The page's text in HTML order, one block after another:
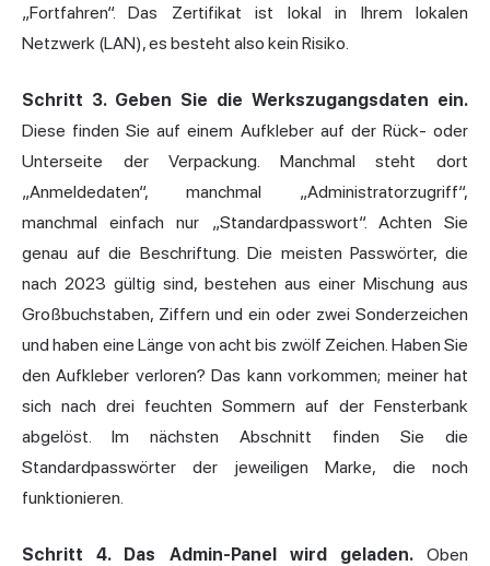
„Fortfahren“. Das Zertifikat ist lokal in Ihrem lokalen
Netzwerk (LAN), es besteht also kein Risiko.
Schritt 3. Geben Sie die Werkszugangsdaten ein.
Diese finden Sie auf einem Aufkleber auf der Rück- oder
Unterseite der Verpackung. Manchmal steht dort
„Anmeldedaten“, manchmal „Administratorzugriff“,
manchmal einfach nur „Standardpasswort“. Achten Sie
genau auf die Beschriftung. Die meisten Passwörter, die
nach 2023 gültig sind, bestehen aus einer Mischung aus
Großbuchstaben, Ziffern und ein oder zwei Sonderzeichen
und haben eine Länge von acht bis zwölf Zeichen. Haben Sie
den Aufkleber verloren? Das kann vorkommen; meiner hat
sich nach drei feuchten Sommern auf der Fensterbank
abgelöst. Im nächsten Abschnitt finden Sie die
Standardpasswörter der jeweiligen Marke, die noch
funktionieren.
Schritt 4. Das Admin-Panel wird geladen.Oben